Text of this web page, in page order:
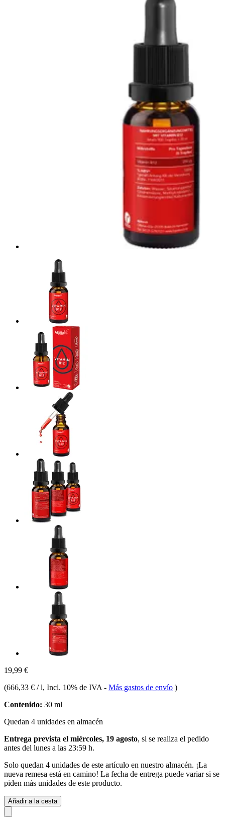
19,99 €
(666,33 € / l, Incl. 10% de IVA - Más gastos de envío )
Contenido: 30 ml
Quedan 4 unidades en almacén
Entrega prevista el miércoles, 19 agosto, si se realiza el pedido
antes del lunes a las 23:59 h.
Solo quedan 4 unidades de este artículo en nuestro almacén. ¡La
nueva remesa está en camino! La fecha de entrega puede variar si se
piden más unidades de este producto.
Añadir a la cesta